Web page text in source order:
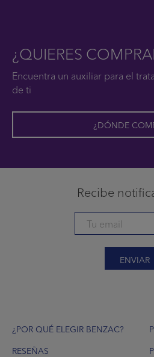
¿QUIERES
Encuentra un auxiliar para el
de ti
¿DÓNDE
Recibe
ENVIAR
Footer
¿POR QUÉ ELEGIR BENZAC?
RESEÑAS